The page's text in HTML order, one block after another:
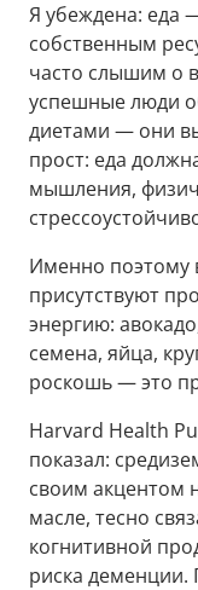
Я убеждена: еда
собственным
часто слышим о
успешные люди
диетами — они
прост: еда
мышления,
Именно поэтому
присутствуют
энергию:
семена, яйца,
роскошь — это
Harvard Health
показал:
своим акцентом
масле, тесно
когнитивной
риска деменции.